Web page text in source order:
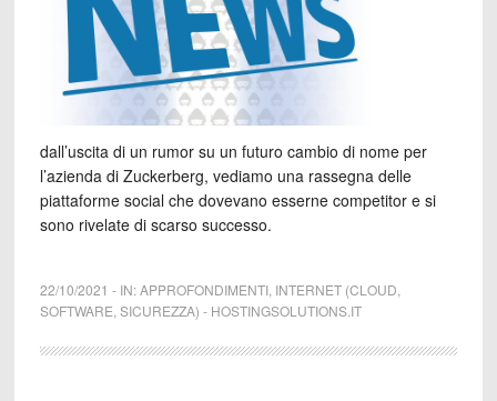
dall’uscita di un rumor su un futuro cambio di nome per
l’azienda di Zuckerberg, vediamo una rassegna delle
piattaforme social che dovevano esserne competitor e si
sono rivelate di scarso successo.
22/10/2021 - IN:APPROFONDIMENTI, INTERNET (CLOUD,
SOFTWARE, SICUREZZA) - HOSTINGSOLUTIONS.IT